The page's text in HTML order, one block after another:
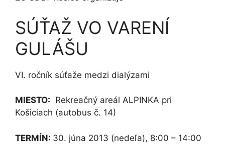
SÚŤAŽ VO VARENÍ
GULÁŠU
VI. ročník súťaže medzi dialýzami
MIESTO: Rekreačný areál ALPINKA pri
Košiciach (autobus č. 14)
TERMÍN: 30. júna 2013 (nedeľa), 8:00 – 14:00